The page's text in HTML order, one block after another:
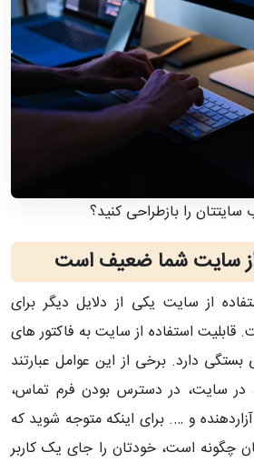
سایتتان را بازطراحی کنید؟
از سایت شما ضعیف است
از سایت یکی از دلایل دیگر برای
استفاده از سایت به فاکتور های
دارد. برخی از این عوامل عبارتند
در سایت، در دسترس بودن فرم تماس،
و …. برای اینکه متوجه شوید که
چگونه است، خودتان را جای یک کاربر